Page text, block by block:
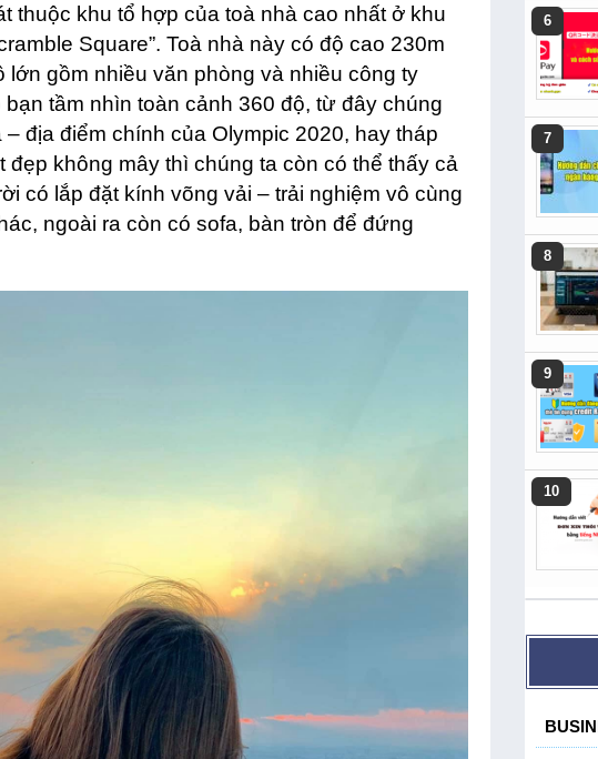
thuộc khu tổ hợp của toà nhà cao nhất ở khu
Square”. Toà nhà này có độ cao 230m
lớn gồm nhiều văn phòng và nhiều công ty
tầm nhìn toàn cảnh 360 độ, từ đây chúng
địa điểm chính của Olympic 2020, hay tháp
đẹp không mây thì chúng ta còn có thể thấy cả
có lắp đặt kính võng vải – trải nghiệm vô cùng
ngoài ra còn có sofa, bàn tròn để đứng